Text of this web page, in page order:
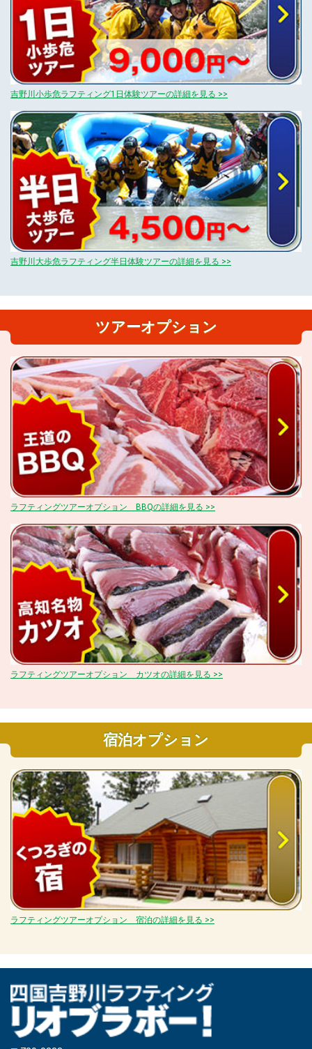
吉野川小歩危ラフティング1日体験ツアーの詳細を見る >>
吉野川大歩危ラフティング半日体験ツアーの詳細を見る >>
ツアーオプション
ラフティングツアーオプション BBQの詳細を見る >>
ラフティングツアーオプション カツオの詳細を見る >>
宿泊オプション
ラフティングツアーオプション 宿泊の詳細を見る >>